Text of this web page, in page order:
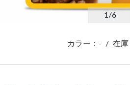
1/6
カラー：- / 在庫